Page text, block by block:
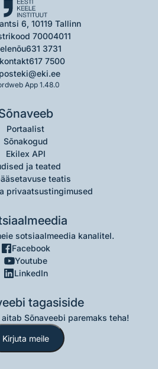
6, 10119 Tallinn
70004011
631 3731
617 7500
eki@eki.ee
App 1.48.0
Portaalist
Sõnakogud
Ekilex API
ja teated
teatis
privaatsustingimused
sotsiaalmeedia kanalitel.
Facebook
Youtube
LinkedIn
tagasiside
Sõnaveebi paremaks teha!
Kirjuta meile